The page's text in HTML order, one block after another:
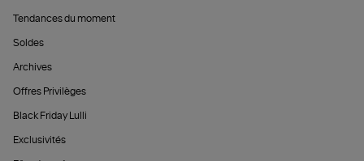
Tendances du moment
Soldes
Archives
Offres Privilèges
Black Friday Lulli
Exclusivités